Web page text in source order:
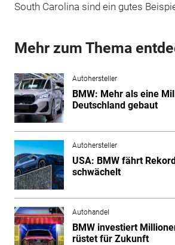
South Carolina sind ein gutes
Mehr zum Thema
Autohersteller
BMW: Mehr als eine
Deutschland gebaut
Autohersteller
USA: BMW fährt
schwächelt
Autohandel
BMW investiert
rüstet für Zukunft